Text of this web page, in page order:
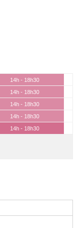
14h - 18h30
14h - 18h30
14h - 18h30
14h - 18h30
14h - 18h30